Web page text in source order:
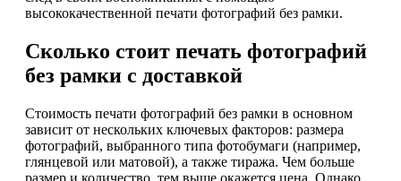
высококачественной печати фотографий без рамки.
Сколько стоит печать фотографий
без рамки с доставкой
Стоимость печати фотографий без рамки в основном
зависит от нескольких ключевых факторов: размера
фотографий, выбранного типа фотобумаги (например,
глянцевой или матовой), а также тиража. Чем больше
размер и количество, тем выше окажется цена. Однако